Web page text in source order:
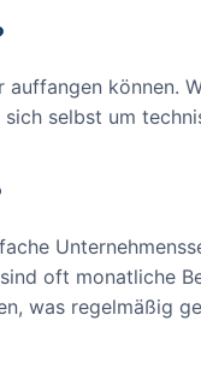
können.
selbst um
oft monatliche
was regelmäßig